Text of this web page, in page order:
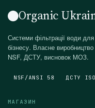
Organic
Системи фільтрації води
бізнесу. Власне
NSF, ДСТУ, висновок МОЗ.
NSF/ANSI 58 ДСТУ
МАГАЗИН